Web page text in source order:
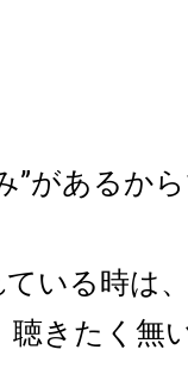
”があるか
いる時は
聴きたく無